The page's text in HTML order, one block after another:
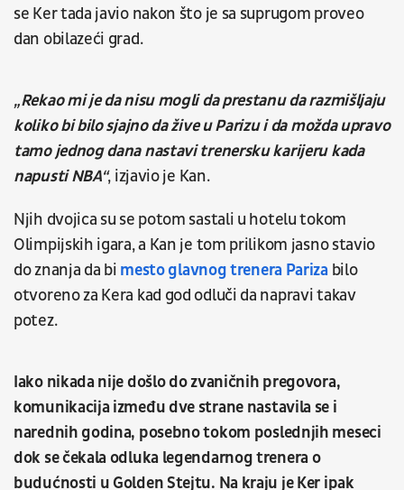
se Ker tada javio nakon što je sa suprugom proveo
dan obilazeći grad.
„Rekao mi je da nisu mogli da prestanu da razmišljaju
koliko bi bilo sjajno da žive u Parizu i da možda upravo
tamo jednog dana nastavi trenersku karijeru kada
napusti NBA“, izjavio je Kan.
Njih dvojica su se potom sastali u hotelu tokom
Olimpijskih igara, a Kan je tom prilikom jasno stavio
do znanja da bi mesto glavnog trenera Parizabilo
otvoreno za Kera kad god odluči da napravi takav
potez.
Iako nikada nije došlo do zvaničnih pregovora,
komunikacija između dve strane nastavila se i
narednih godina, posebno tokom poslednjih meseci
dok se čekala odluka legendarnog trenera o
budućnosti u Golden Stejtu. Na kraju je Ker ipak